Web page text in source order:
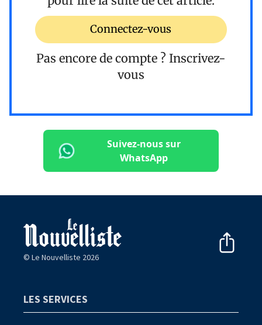
Connectez-vous
Pas encore de compte ? Inscrivez-
vous
Suivez-nous sur
WhatsApp
© Le Nouvelliste 2026
LES SERVICES